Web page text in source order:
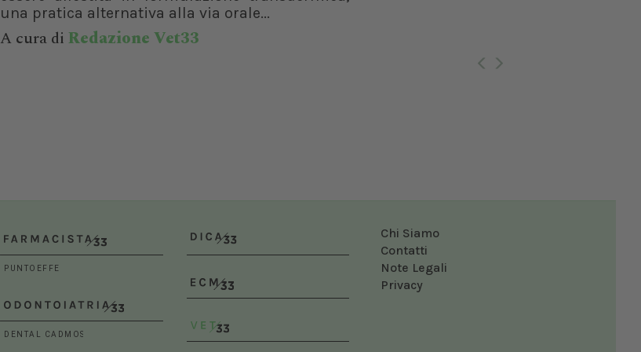
una pratica alternativa alla via orale...
A cura di Redazione Vet33
Chi Siamo
Contatti
Note Legali
Privacy